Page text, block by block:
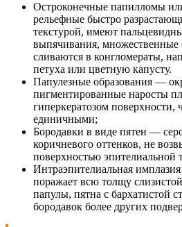
Остроконечные папилломы
рельефные быстро
текстурой, имеют
выпячивания, множественные
сливаются в конгломераты,
петуха или цветную капусту.
Папулезные образования —
пигментированные наросты
гиперкератозом
единичными;
Бородавки в виде пятен —
коричневого оттенков, не
поверхностью эпителиальной
Интраэпителиальная
поражает всю толщу
папулы, пятна с бархатистой
бородавок более других